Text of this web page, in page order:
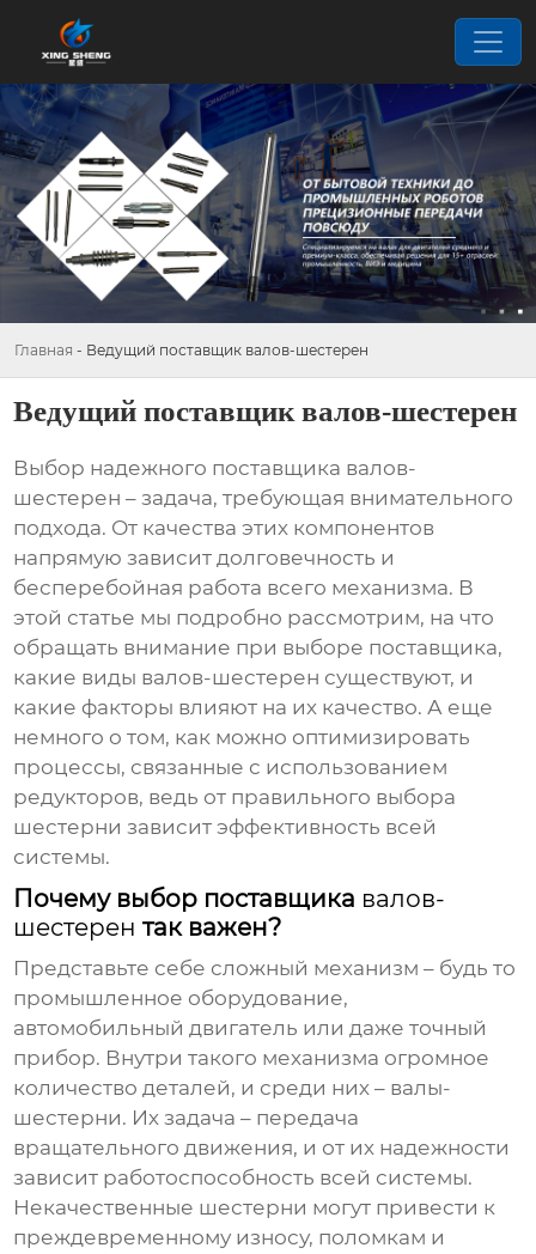
Главная - Ведущий поставщик валов-шестерен
Ведущий поставщик валов-шестерен
Выбор надежного поставщика валов-
шестерен – задача, требующая внимательного
подхода. От качества этих компонентов
напрямую зависит долговечность и
бесперебойная работа всего механизма. В
этой статье мы подробно рассмотрим, на что
обращать внимание при выборе поставщика,
какие виды валов-шестерен существуют, и
какие факторы влияют на их качество. А еще
немного о том, как можно оптимизировать
процессы, связанные с использованием
редукторов, ведь от правильного выбора
шестерни зависит эффективность всей
системы.
Почему выбор поставщика валов-
шестерен так важен?
Представьте себе сложный механизм – будь то
промышленное оборудование,
автомобильный двигатель или даже точный
прибор. Внутри такого механизма огромное
количество деталей, и среди них – валы-
шестерни. Их задача – передача
вращательного движения, и от их надежности
зависит работоспособность всей системы.
Некачественные шестерни могут привести к
преждевременному износу, поломкам и